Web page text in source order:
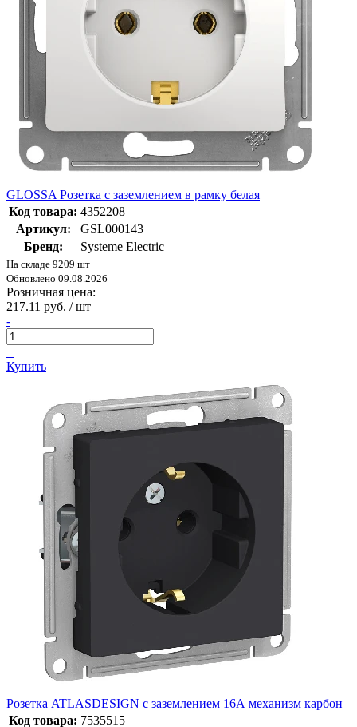
GLOSSA Розетка с заземлением в рамку белая
Код товара: 4352208
Артикул:
GSL000143
Бренд:
Systeme Electric
На складе 9209 шт
Обновлено 09.08.2026
Розничная цена:
217.11 руб. / шт
-
+
Купить
Розетка ATLASDESIGN с заземлением 16А механизм карбон
Код товара: 7535515